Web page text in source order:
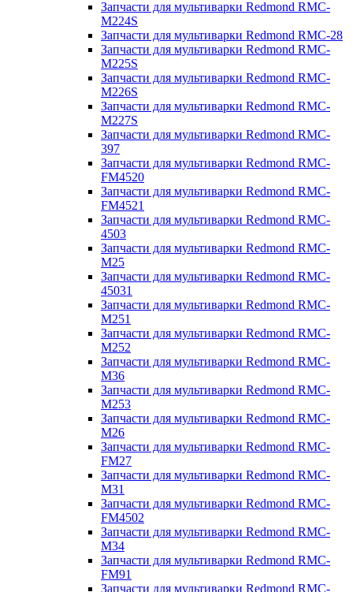
Запчасти для мультиварки Redmond RMC-
M224S
Запчасти для мультиварки Redmond RMC-28
Запчасти для мультиварки Redmond RMC-
M225S
Запчасти для мультиварки Redmond RMC-
M226S
Запчасти для мультиварки Redmond RMC-
M227S
Запчасти для мультиварки Redmond RMC-
397
Запчасти для мультиварки Redmond RMC-
FM4520
Запчасти для мультиварки Redmond RMC-
FM4521
Запчасти для мультиварки Redmond RMC-
4503
Запчасти для мультиварки Redmond RMC-
M25
Запчасти для мультиварки Redmond RMC-
45031
Запчасти для мультиварки Redmond RMC-
M251
Запчасти для мультиварки Redmond RMC-
M252
Запчасти для мультиварки Redmond RMC-
M36
Запчасти для мультиварки Redmond RMC-
M253
Запчасти для мультиварки Redmond RMC-
M26
Запчасти для мультиварки Redmond RMC-
FM27
Запчасти для мультиварки Redmond RMC-
M31
Запчасти для мультиварки Redmond RMC-
FM4502
Запчасти для мультиварки Redmond RMC-
M34
Запчасти для мультиварки Redmond RMC-
FM91
Запчасти для мультиварки Redmond RMC-